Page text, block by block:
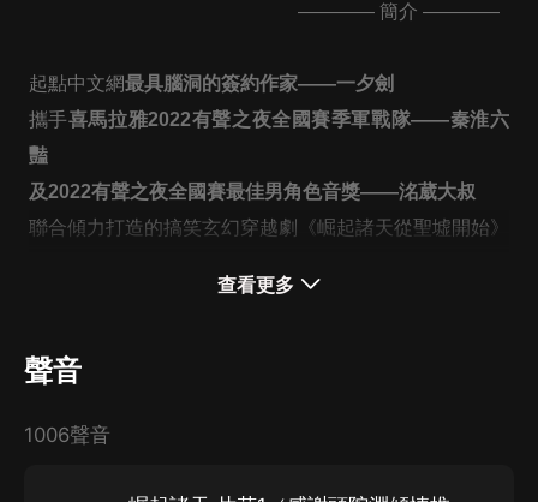
———— 簡介 ————
起點中文網最具腦洞的簽約作家——一夕劍
攜手喜馬拉雅2022有聲之夜全國賽季軍戰隊——秦淮六
豔
及2022有聲之夜全國賽最佳男角色音獎——洺葳大叔
聯合傾力打造的搞笑玄幻穿越劇《崛起諸天從聖墟開始》
聲臨其境的駱洛（代表作：《這個殺手不太冷
孟東儒（2022有聲之夜全國賽總冠軍）
查看更多
聲音
1006聲音